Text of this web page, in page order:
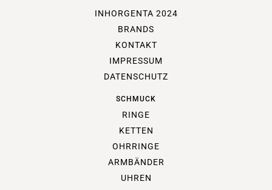
INHORGENTA 2024
BRANDS
KONTAKT
IMPRESSUM
DATENSCHUTZ
SCHMUCK
RINGE
KETTEN
OHRRINGE
ARMBÄNDER
UHREN